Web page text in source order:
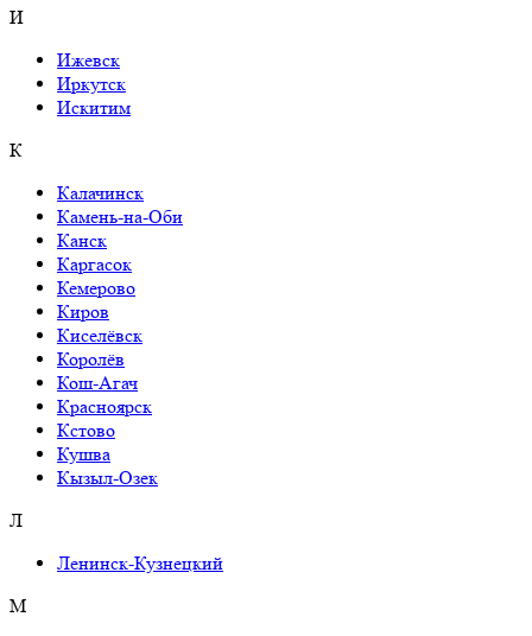
И
Ижевск
Иркутск
Искитим
К
Калачинск
Камень-на-Оби
Канск
Каргасок
Кемерово
Киров
Киселёвск
Королёв
Кош-Агач
Красноярск
Кстово
Кушва
Кызыл-Озек
Л
Ленинск-Кузнецкий
М